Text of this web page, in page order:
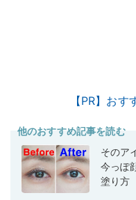
【PR】お
他のおすすめ記事を読む
そのア
今っぽ
塗り方